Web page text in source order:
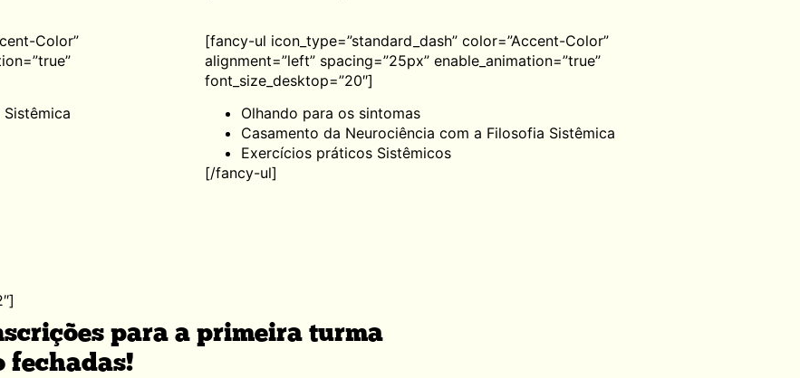
Color”
[fancy-ul icon_type=”standard_dash” color=”Accent-Color”
alignment=”left” spacing=”25px” enable_animation=”true”
font_size_desktop=”20″]
Olhando para os sintomas
Casamento da Neurociência com a Filosofia Sistêmica
Exercícios práticos Sistêmicos​
[/fancy-ul]
para a primeira turma
fechadas!